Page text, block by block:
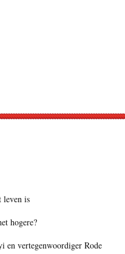
leven is
hogere?
en vertegenwoordiger Rode